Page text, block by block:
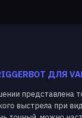
ДЛЯ
представлена
выстрела при